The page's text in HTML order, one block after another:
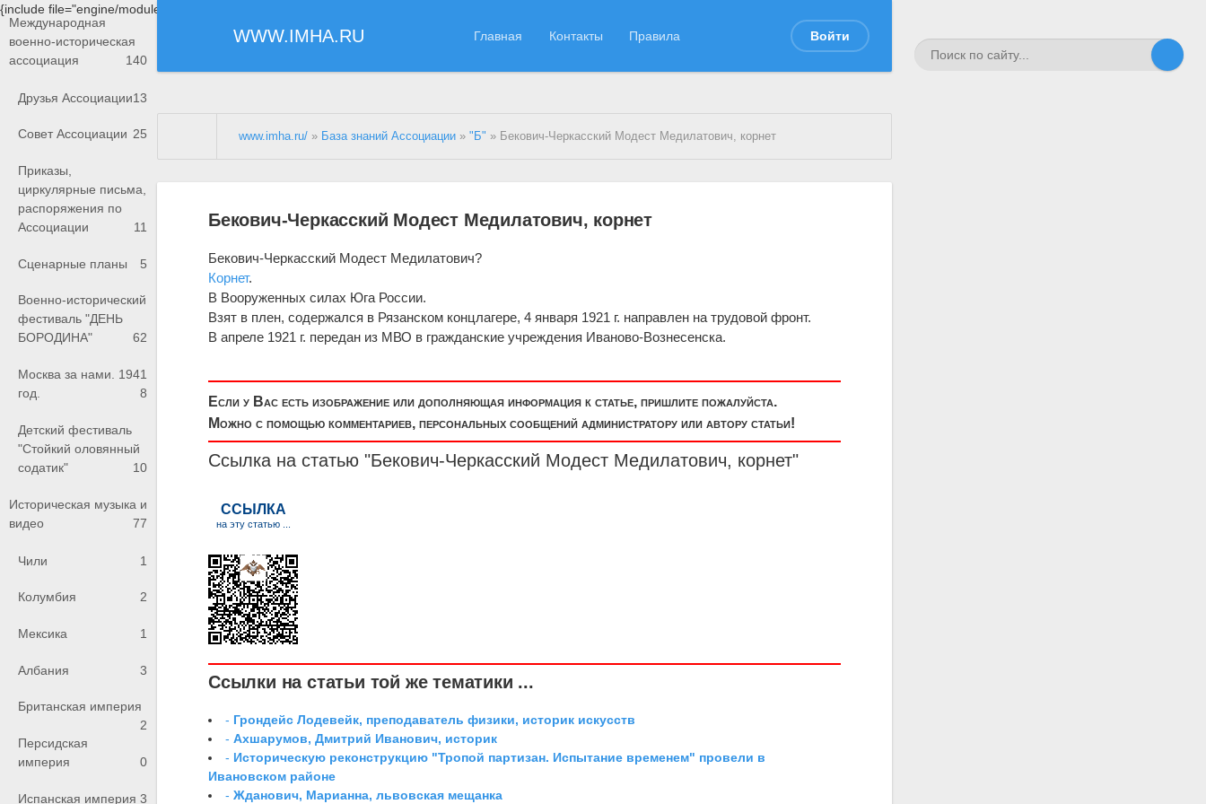
{include file="engine/modules/saperu/head.php"}
WWW.IMHA.RU Главная Контакты Правила Войти
Международная
военно-историческая
ассоциация
140
Друзья Ассоциации13
Совет Ассоциации 25
Приказы,
циркулярные письма,
распоряжения по
Ассоциации
11
Сценарные планы 5
Военно-исторический
фестиваль "ДЕНЬ
БОРОДИНА"
62
Москва за нами. 1941
год.
8
Детский фестиваль
"Стойкий оловянный
содатик"
10
Историческая музыка и
видео
77
Чили 1
Колумбия 2
Мексика 1
Албания 3
Британская империя
2
Персидская
империя
0
Испанская империя 3
www.imha.ru/ » База знаний Ассоциации »"Б" » Бекович-Черкасский Модест Медилатович, корнет
Бекович-Черкасский Модест Медилатович, корнет
Бекович-Черкасский Модест Медилатович?
Корнет.
В Вооруженных силах Юга России.
Взят в плен, содержался в Рязанском концлагере, 4 января 1921 г. направлен на трудовой фронт.
В апреле 1921 г. передан из МВО в гражданские учреждения Иваново-Вознесенска.
Если у Вас есть изображение или дополняющая информация к статье, пришлите пожалуйста.
Можно с помощью комментариев, персональных сообщений администратору или автору статьи!
Ссылка на статью "Бекович-Черкасский Модест Медилатович, корнет"
Ссылки на статьи той же тематики ...
- Грондейс Лодевейк, преподаватель физики, историк искусств
-Ахшарумов, Дмитрий Иванович, историк
- Историческую реконструкцию "Тропой партизан. Испытание временем" провели в
Ивановском районе
-Жданович, Марианна, львовская мещанка